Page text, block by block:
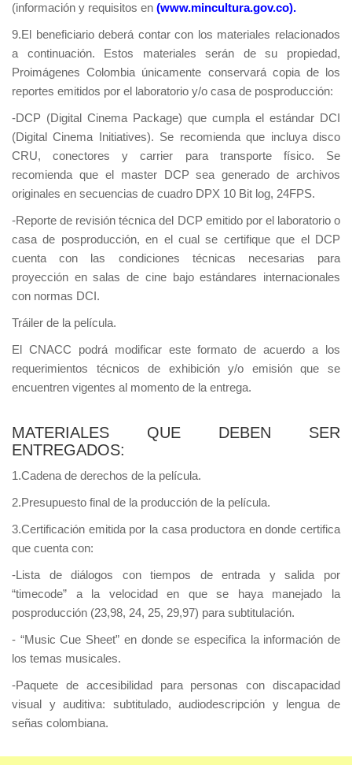
(información y requisitos en (www.mincultura.gov.co).
9.El beneficiario deberá contar con los materiales relacionados
a continuación. Estos materiales serán de su propiedad,
Proimágenes Colombia únicamente conservará copia de los
reportes emitidos por el laboratorio y/o casa de posproducción:
-DCP (Digital Cinema Package) que cumpla el estándar DCI
(Digital Cinema Initiatives). Se recomienda que incluya disco
CRU, conectores y carrier para transporte físico. Se
recomienda que el master DCP sea generado de archivos
originales en secuencias de cuadro DPX 10 Bit log, 24FPS.
-Reporte de revisión técnica del DCP emitido por el laboratorio o
casa de posproducción, en el cual se certifique que el DCP
cuenta con las condiciones técnicas necesarias para
proyección en salas de cine bajo estándares internacionales
con normas DCI.
Tráiler de la película.
El CNACC podrá modificar este formato de acuerdo a los
requerimientos técnicos de exhibición y/o emisión que se
encuentren vigentes al momento de la entrega.
MATERIALES QUE DEBEN SER
ENTREGADOS:
1.Cadena de derechos de la película.
2.Presupuesto final de la producción de la película.
3.Certificación emitida por la casa productora en donde certifica
que cuenta con:
-Lista de diálogos con tiempos de entrada y salida por
“timecode” a la velocidad en que se haya manejado la
posproducción (23,98, 24, 25, 29,97) para subtitulación.
- “Music Cue Sheet” en donde se especifica la información de
los temas musicales.
-Paquete de accesibilidad para personas con discapacidad
visual y auditiva: subtitulado, audiodescripción y lengua de
señas colombiana.